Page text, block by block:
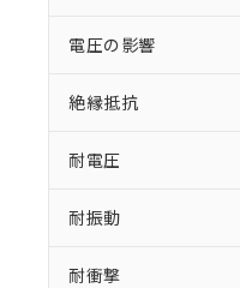
電圧の影響
絶縁抵抗
耐電圧
耐振動
耐衝撃